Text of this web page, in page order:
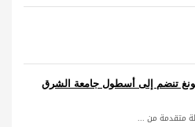
تنضم إلى أسطول جامعة الشرق
متقدمة من ...